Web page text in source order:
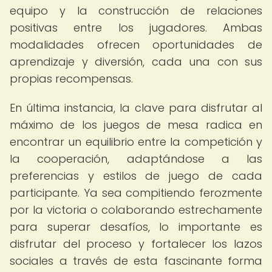
equipo y la construcción de relaciones
positivas entre los jugadores. Ambas
modalidades ofrecen oportunidades de
aprendizaje y diversión, cada una con sus
propias recompensas.
En última instancia, la clave para disfrutar al
máximo de los juegos de mesa radica en
encontrar un equilibrio entre la competición y
la cooperación, adaptándose a las
preferencias y estilos de juego de cada
participante. Ya sea compitiendo ferozmente
por la victoria o colaborando estrechamente
para superar desafíos, lo importante es
disfrutar del proceso y fortalecer los lazos
sociales a través de esta fascinante forma